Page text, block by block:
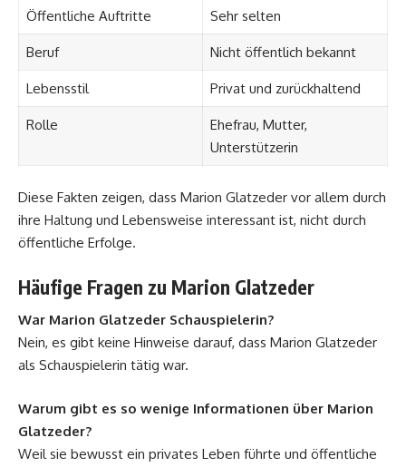
Öffentliche Auftritte Sehr selten
Beruf Nicht öffentlich bekannt
Lebensstil Privat und zurückhaltend
Rolle
Ehefrau, Mutter,
Unterstützerin
Diese Fakten zeigen, dass Marion Glatzeder vor allem durch
ihre Haltung und Lebensweise interessant ist, nicht durch
öffentliche Erfolge.
Häufige Fragen zu Marion Glatzeder
War Marion Glatzeder Schauspielerin?
Nein, es gibt keine Hinweise darauf, dass Marion Glatzeder
als Schauspielerin tätig war.
Warum gibt es so wenige Informationen über Marion
Glatzeder?
Weil sie bewusst ein privates Leben führte und öffentliche